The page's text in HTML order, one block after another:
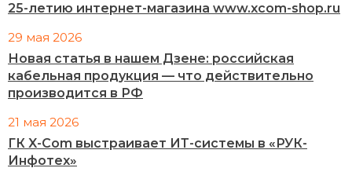
25-летию интернет-магазина www.xcom-shop.ru
29 мая 2026
Новая статья в нашем Дзене: российская
кабельная продукция — что действительно
производится в РФ
21 мая 2026
ГК X-Com выстраивает ИТ-системы в «РУК-
Инфотех»